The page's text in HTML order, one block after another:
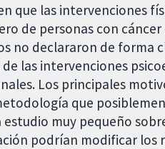
que las intervenciones
de personas con
no declararon de forma
las intervenciones
Los principales
que
muy pequeño
podrían modificar los